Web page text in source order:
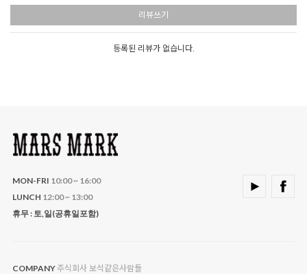
리뷰쓰기
등록된 리뷰가 없습니다.
MON-FRI 10:00 ~ 16:00
LUNCH 12:00 ~ 13:00
휴무 : 토,일(공휴일포함)
COMPANY 주식회사 보석같은사람들